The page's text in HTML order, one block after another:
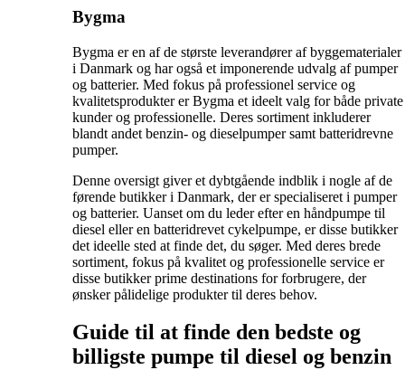
Bygma
Bygma er en af de største leverandører af byggematerialer
i Danmark og har også et imponerende udvalg af pumper
og batterier. Med fokus på professionel service og
kvalitetsprodukter er Bygma et ideelt valg for både private
kunder og professionelle. Deres sortiment inkluderer
blandt andet benzin- og dieselpumper samt batteridrevne
pumper.
Denne oversigt giver et dybtgående indblik i nogle af de
førende butikker i Danmark, der er specialiseret i pumper
og batterier. Uanset om du leder efter en håndpumpe til
diesel eller en batteridrevet cykelpumpe, er disse butikker
det ideelle sted at finde det, du søger. Med deres brede
sortiment, fokus på kvalitet og professionelle service er
disse butikker prime destinations for forbrugere, der
ønsker pålidelige produkter til deres behov.
Guide til at finde den bedste og
billigste pumpe til diesel og benzin